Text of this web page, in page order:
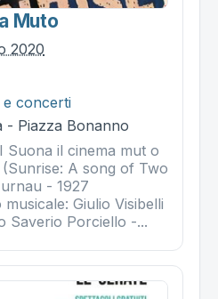
Muto
2020
e concerti
- Piazza Bonanno
Suona il cinema mut o
A song of Two
- 1927
Giulio Visibelli
Saverio Porciello -...